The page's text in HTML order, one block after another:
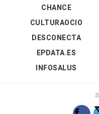
CHANCE
CULTURAOCIO
DESCONECTA
EPDATA.ES
INFOSALUS